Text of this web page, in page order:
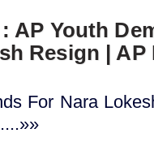
AP Youth
Resign | AP
For Nara